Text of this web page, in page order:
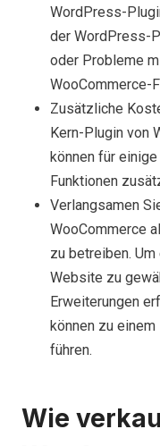
WordPress-
der WordPress-
oder Probleme
WooCommerce-
Zusätzliche
Kern-Plugin von
können für
Funktionen
Verlangsamen
WooCommerce
zu betreiben.
Website zu
Erweiterungen
können zu
führen.
Wie